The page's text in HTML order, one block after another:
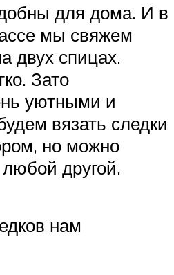
для дома. И в
мы свяжем
двух спицах.
Зато
уютными и
вязать следки
но можно
другой.
нам